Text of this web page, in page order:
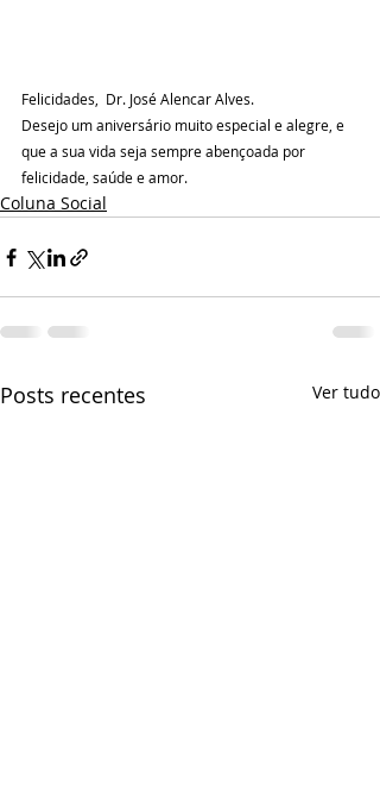
Felicidades,  Dr. José Alencar Alves.
Desejo um aniversário muito especial e alegre, e
que a sua vida seja sempre abençoada por
felicidade, saúde e amor.
Coluna Social
Posts recentes Ver tudo